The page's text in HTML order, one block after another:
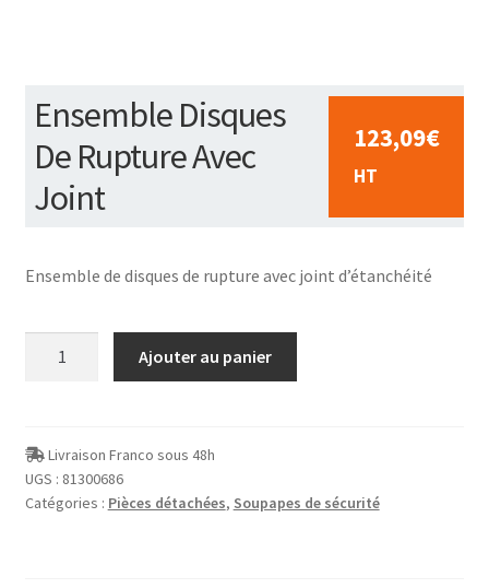
Ensemble Disques
De Rupture Avec
Joint
123,09€
HT
Ensemble de disques de rupture avec joint d’étanchéité
De
Rupture
Avec
Ajouter au panier
Livraison Franco sous 48h
UGS : 81300686
Catégories : Pièces détachées, Soupapes de sécurité